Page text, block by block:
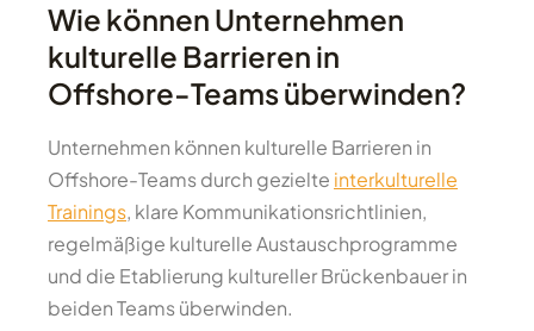
Wie können Unternehmen
kulturelle Barrieren in
Offshore-Teams überwinden?
Unternehmen können kulturelle Barrieren in
Offshore-Teams durch gezielte interkulturelle
Trainings, klare Kommunikationsrichtlinien,
regelmäßige kulturelle Austauschprogramme
und die Etablierung kultureller Brückenbauer in
beiden Teams überwinden.